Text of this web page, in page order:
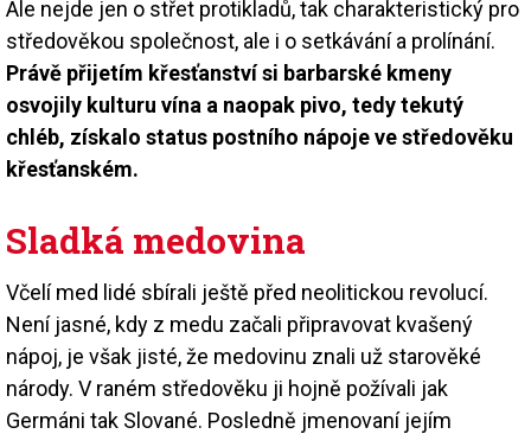
Ale nejde jen o střet protikladů, tak charakteristický pro
středověkou společnost, ale i o setkávání a prolínání.
Právě přijetím křesťanství si barbarské kmeny
osvojily kulturu vína a naopak pivo, tedy tekutý
chléb, získalo status postního nápoje ve středověku
křesťanském.
Sladká medovina
Včelí med lidé sbírali ještě před neolitickou revolucí.
Není jasné, kdy z medu začali připravovat kvašený
nápoj, je však jisté, že medovinu znali už starověké
národy. V raném středověku ji hojně požívali jak
Germáni tak Slované. Posledně jmenovaní jejím